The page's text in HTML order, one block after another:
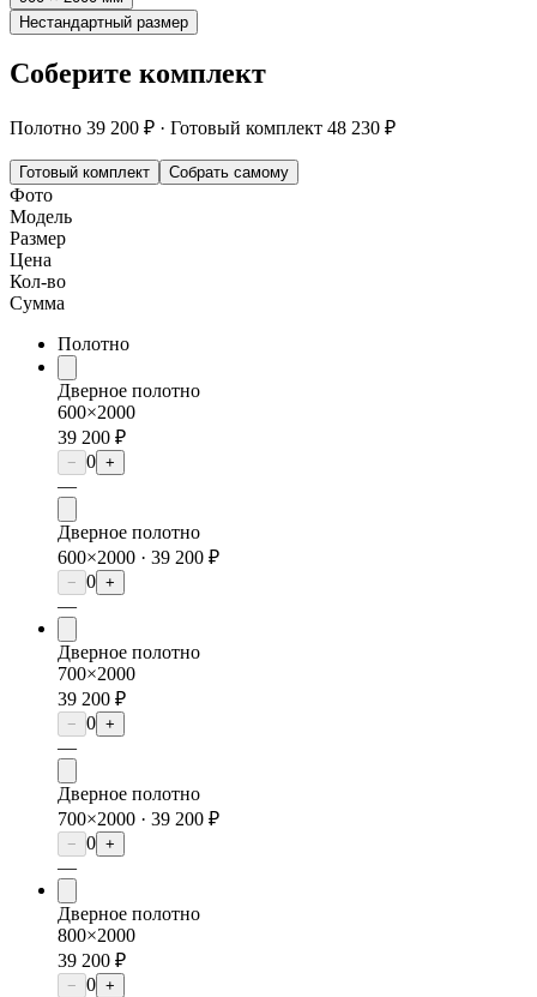
Нестандартный размер
Соберите комплект
Полотно 39 200 ₽ · Готовый комплект 48 230 ₽
Готовый комплект Собрать самому
Фото
Модель
Размер
Цена
Кол-во
Сумма
Полотно
Дверное полотно
600×2000
39 200 ₽
− 0 +
—
Дверное полотно
600×2000 · 39 200 ₽
− 0 +
—
Дверное полотно
700×2000
39 200 ₽
− 0 +
—
Дверное полотно
700×2000 · 39 200 ₽
− 0 +
—
Дверное полотно
800×2000
39 200 ₽
− 0 +